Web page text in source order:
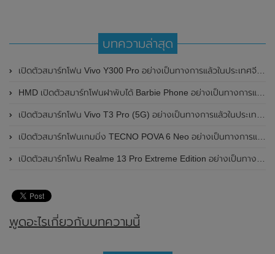
บทความล่าสุด
เปิดตัวสมาร์ทโฟน Vivo Y300 Pro อย่างเป็นทางการแล้วในประเทศจีน มาพร้อมดีไซน์พรีเมี่ยม ทนทาน และแบตเตอรี่สุดอึดขนาดใหญ่ 6,500mAh พร้อมรองรับการชาร์จไว 80W
HMD เปิดตัวสมาร์ทโฟนฝาพับได้ Barbie Phone อย่างเป็นทางการแล้ว มาพร้อมธีมสีชมพูสดใส
เปิดตัวสมาร์ทโฟน Vivo T3 Pro (5G) อย่างเป็นทางการแล้วในประเทศอินเดีย
เปิดตัวสมาร์ทโฟนเกมมิ่ง TECNO POVA 6 Neo อย่างเป็นทางการแล้วในประเทศไทย ในราคา 8,499 บาท
เปิดตัวสมาร์ทโฟน Realme 13 Pro Extreme Edition อย่างเป็นทางการแล้วในประเทศจีน
พูดอะไรเกี่ยวกับบทความนี้